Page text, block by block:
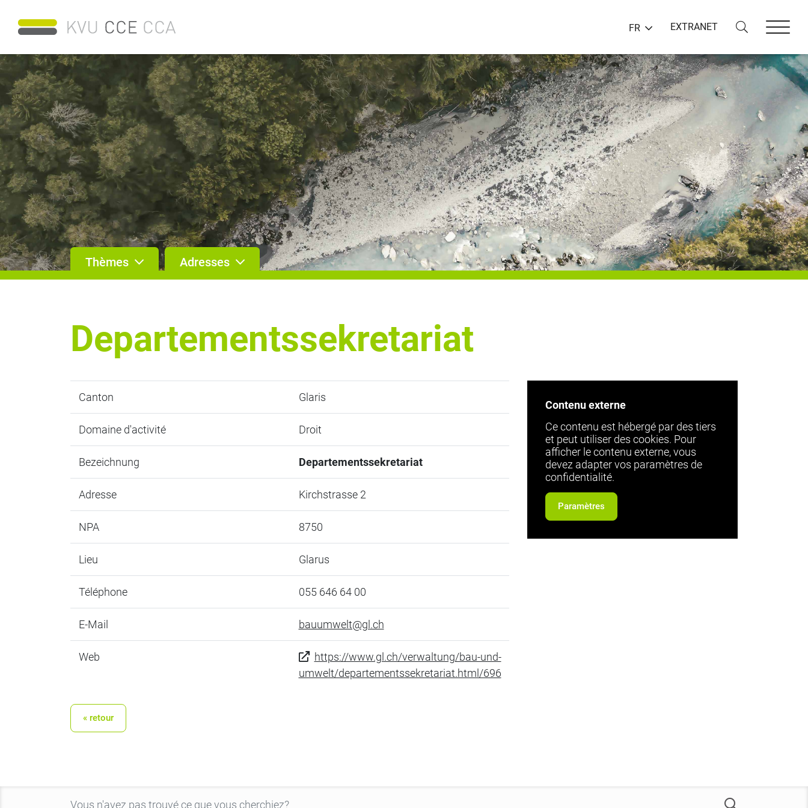
FR EXTRANET
Thèmes Adresses
Departementssekretariat
Canton Glaris
Domaine d'activité Droit
Bezeichnung Departementssekretariat
Adresse Kirchstrasse 2
NPA 8750
Lieu Glarus
Téléphone 055 646 64 00
E-Mail bauumwelt@gl.ch
Web
https://www.gl.ch/verwaltung/bau-und-
umwelt/departementssekretariat.html/696
Contenu externe
Ce contenu est hébergé par des tiers
et peut utiliser des cookies. Pour
afficher le contenu externe, vous
devez adapter vos paramètres de
confidentialité.
Paramètres
« retour